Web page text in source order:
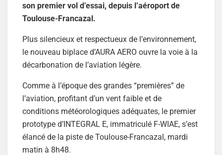
son premier vol d’essai, depuis l’aéroport de
Toulouse-Francazal.
Plus silencieux et respectueux de l’environnement,
le nouveau biplace d’AURA AERO ouvre la voie à la
décarbonation de l’aviation légère.
Comme à l’époque des grandes “premières” de
l’aviation, profitant d’un vent faible et de
conditions météorologiques adéquates, le premier
prototype d’INTEGRAL E, immatriculé F-WIAE, s’est
élancé de la piste de Toulouse-Francazal, mardi
matin à 8h48.